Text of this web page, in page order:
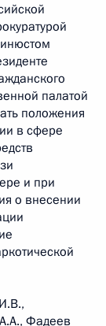
палатой
положения
в сфере
и при
о внесении
Фадеев